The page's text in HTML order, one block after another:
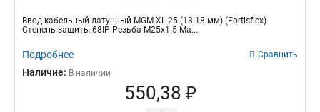
Ввод кабельный латунный МGM-XL 25 (13-18 мм) (Fortisflex)
Степень защиты 68IP Резьба M25x1.5 Ма...
Подробнее Сравнить
Наличие: В наличии
550,38 ₽